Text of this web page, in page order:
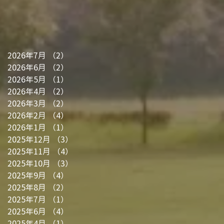
2026年7月 （2）
2026年6月
（2）
2026年5月
（1）
2026年4月
（2）
2026年3月 （2）2件の記事
2026年2月
（4） 4件の記事
2026年1月
（1）
2025年12月
（3）
2025年11月
（4）
2025年10月
（3）
2025年9月
（4）
2025年8月
（2）
2025年7月
（1）
2025年6月
（4）